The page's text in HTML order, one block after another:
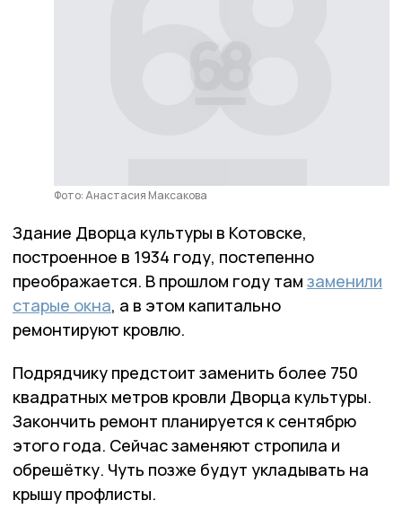
Фото: Анастасия Максакова
Здание Дворца культуры в Котовске,
построенное в 1934 году, постепенно
преображается. В прошлом году там заменили
старые окна, а в этом капитально
ремонтируют кровлю.
Подрядчику предстоит заменить более 750
квадратных метров кровли Дворца культуры.
Закончить ремонт планируется к сентябрю
этого года. Сейчас заменяют стропила и
обрешётку. Чуть позже будут укладывать на
крышу профлисты.